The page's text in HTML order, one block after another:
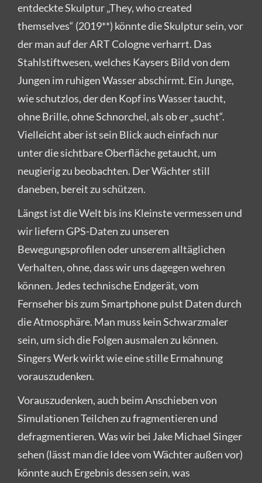
entdeckte Skulptur „They, who created
themselves“ (2019**) könnte die Skulptur sein, vor
der man auf der ART Cologne verharrt. Das
Stahlstiftwesen, welches Kaysers Bild von dem
Jungen im ruhigen Wasser abschirmt. Ein Junge,
wie schutzlos, der den Kopf ins Wasser taucht,
ohne Brille, ohne Schnorchel, als ob er „sucht“.
Vielleicht aber ist sein Blick auch einfach nur
unter die sichtbare Oberfläche getaucht, um
neugierig zu beobachten. Der Wächter still
daneben, bereit zu schützen.
Längst ist die Welt bis ins Kleinste vermessen und
wir liefern GPS-Daten zu unseren
Bewegungsprofilen oder unserem alltäglichen
Verhalten, ohne, dass wir uns dagegen wehren
können. Jedes technische Endgerät, vom
Fernseher bis zum Smartphone pulst Daten durch
die Atmosphäre. Man muss kein Schwarzmaler
sein, um sich die Folgen ausmalen zu können.
Singers Werk wirkt wie eine stille Ermahnung
vorauszudenken.
Vorauszudenken, auch beim Anschieben von
Simulationen Teilchen zu fragmentieren und
defragmentieren. Was wir bei Jake Michael Singer
sehen (lässt man die Idee vom Wächter außen vor)
könnte auch Ergebnis dessen sein, was